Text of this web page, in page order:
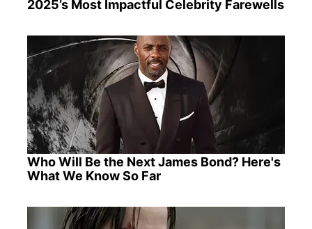
2025’s Most Impactful Celebrity Farewells
Who Will Be the Next James Bond? Here's
What We Know So Far